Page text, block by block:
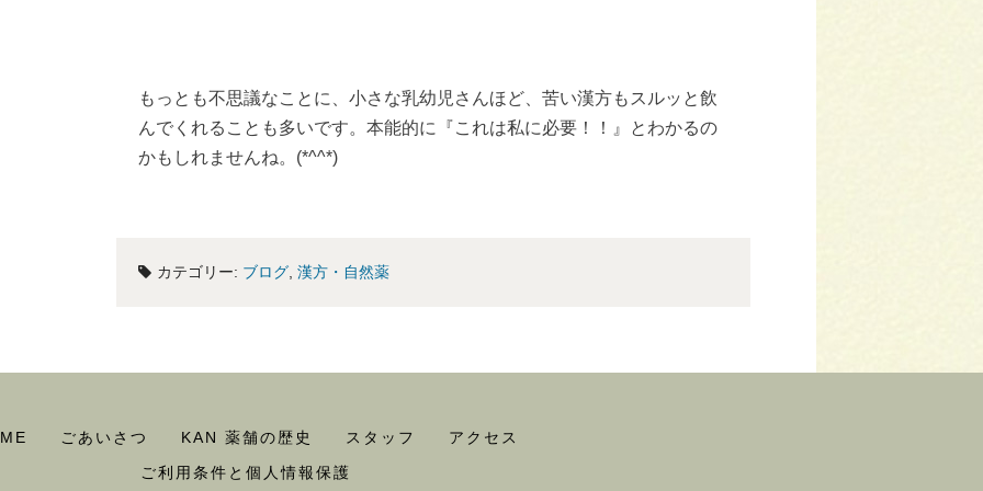
もっとも不思議なことに、小さな乳幼児さんほど、苦い漢方もスルッと飲
んでくれることも多いです。本能的に『これは私に必要！！』とわかるの
かもしれませんね。(*^^*)
カテゴリー: ブログ 漢方・自然薬
ごあいさつ KAN 薬舗の歴史 スタッフ
アクセス
ご利用条件と個人情報保護